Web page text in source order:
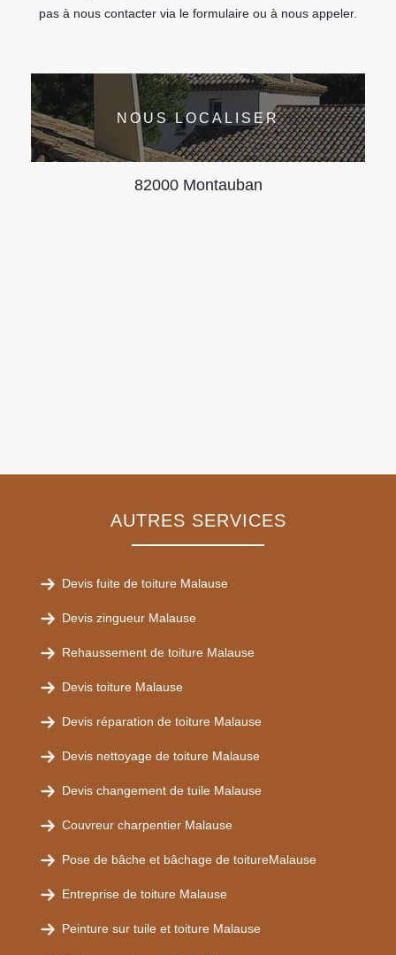
pas à nous contacter via le formulaire ou à nous appeler.
NOUS LOCALISER
82000 Montauban
AUTRES SERVICES
Devis fuite de toiture Malause
Devis zingueur Malause
Rehaussement de toiture Malause
Devis toiture Malause
Devis réparation de toiture Malause
Devis nettoyage de toiture Malause
Devis changement de tuile Malause
Couvreur charpentier Malause
Pose de bâche et bâchage de toitureMalause
Entreprise de toiture Malause
Peinture sur tuile et toiture Malause